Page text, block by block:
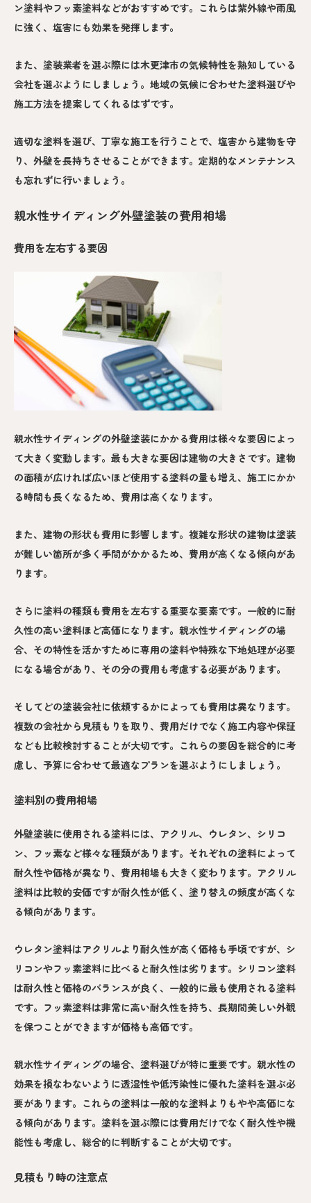
ン塗料やフッ素塗料などがおすすめです。これらは紫外線や雨風
に強く、塩害にも効果を発揮します。
また、塗装業者を選ぶ際には木更津市の気候特性を熟知している
会社を選ぶようにしましょう。地域の気候に合わせた塗料選びや
施工方法を提案してくれるはずです。
適切な塗料を選び、丁寧な施工を行うことで、塩害から建物を守
り、外壁を長持ちさせることができます。定期的なメンテナンス
も忘れずに行いましょう。
親水性サイディング外壁塗装の費用相場
費用を左右する要因
親水性サイディングの外壁塗装にかかる費用は様々な要因によっ
て大きく変動します。最も大きな要因は建物の大きさです。建物
の面積が広ければ広いほど使用する塗料の量も増え、施工にかか
る時間も長くなるため、費用は高くなります。
また、建物の形状も費用に影響します。複雑な形状の建物は塗装
が難しい箇所が多く手間がかかるため、費用が高くなる傾向があ
ります。
さらに塗料の種類も費用を左右する重要な要素です。一般的に耐
久性の高い塗料ほど高価になります。親水性サイディングの場
合、その特性を活かすために専用の塗料や特殊な下地処理が必要
になる場合があり、その分の費用も考慮する必要があります。
そしてどの塗装会社に依頼するかによっても費用は異なります。
複数の会社から見積もりを取り、費用だけでなく施工内容や保証
なども比較検討することが大切です。これらの要因を総合的に考
慮し、予算に合わせて最適なプランを選ぶようにしましょう。
塗料別の費用相場
外壁塗装に使用される塗料には、アクリル、ウレタン、シリコ
ン、フッ素など様々な種類があります。それぞれの塗料によって
耐久性や価格が異なり、費用相場も大きく変わります。アクリル
塗料は比較的安価ですが耐久性が低く、塗り替えの頻度が高くな
る傾向があります。
ウレタン塗料はアクリルより耐久性が高く価格も手頃ですが、シ
リコンやフッ素塗料に比べると耐久性は劣ります。シリコン塗料
は耐久性と価格のバランスが良く、一般的に最も使用される塗料
です。フッ素塗料は非常に高い耐久性を持ち、長期間美しい外観
を保つことができますが価格も高価です。
親水性サイディングの場合、塗料選びが特に重要です。親水性の
効果を損なわないように透湿性や低汚染性に優れた塗料を選ぶ必
要があります。これらの塗料は一般的な塗料よりもやや高価にな
る傾向があります。塗料を選ぶ際には費用だけでなく耐久性や機
能性も考慮し、総合的に判断することが大切です。
見積もり時の注意点